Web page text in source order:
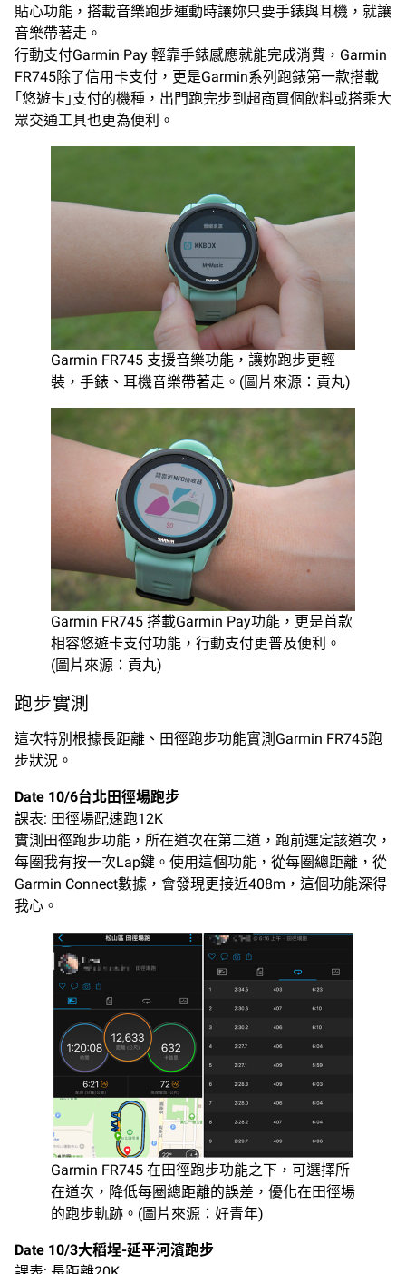
貼心功能，搭載音樂跑步運動時讓妳只要手錶與耳機，就讓
音樂帶著走。
行動支付Garmin Pay 輕靠手錶感應就能完成消費，Garmin
FR745除了信用卡支付，更是Garmin系列跑錶第一款搭載
｢悠遊卡｣支付的機種，出門跑完步到超商買個飲料或搭乘大
眾交通工具也更為便利。
Garmin FR745 支援音樂功能，讓妳跑步更輕
裝，手錶、耳機音樂帶著走。(圖片來源：貢丸)
Garmin FR745 搭載Garmin Pay功能，更是首款
相容悠遊卡支付功能，行動支付更普及便利。
(圖片來源：貢丸)
跑步實測
這次特別根據長距離、田徑跑步功能實測Garmin FR745跑
步狀況。
Date 10/6台北田徑場跑步
課表: 田徑場配速跑12K
實測田徑跑步功能，所在道次在第二道，跑前選定該道次，
每圈我有按一次Lap鍵。使用這個功能，從每圈總距離，從
Garmin Connect數據，會發現更接近408m，這個功能深得
我心。
Garmin FR745 在田徑跑步功能之下，可選擇所
在道次，降低每圈總距離的誤差，優化在田徑場
的跑步軌跡。(圖片來源：好青年)
Date 10/3大稻埕-延平河濱跑步